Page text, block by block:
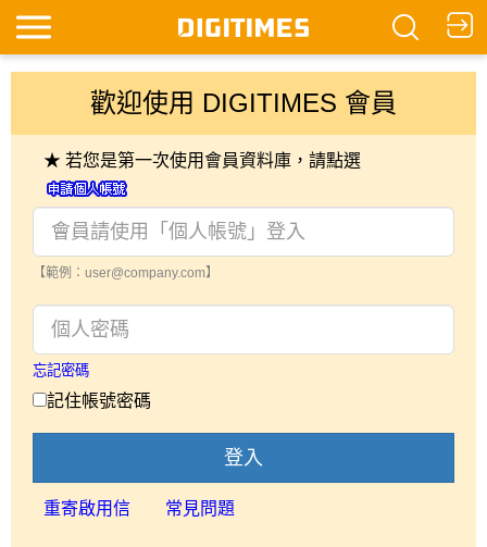
歡迎使用 DIGITIMES 會員
★ 若您是第一次使用會員資料庫，請點選
【範例：user@company.com】
忘記密碼
記住帳號密碼
登入
重寄啟用信 常見問題